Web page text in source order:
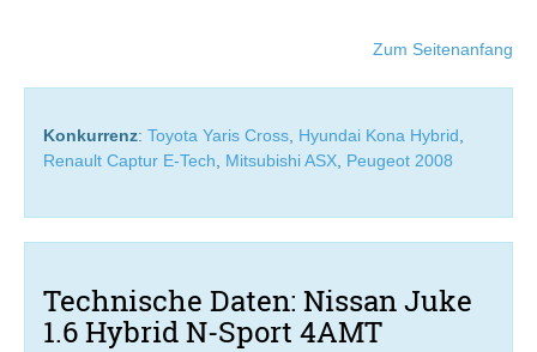
Zum Seitenanfang
Konkurrenz: Toyota Yaris Cross Hyundai Kona Hybrid
Renault Captur E-Tech
Mitsubishi ASX Peugeot 2008
Technische Daten: Nissan Juke
1.6 Hybrid N-Sport 4AMT